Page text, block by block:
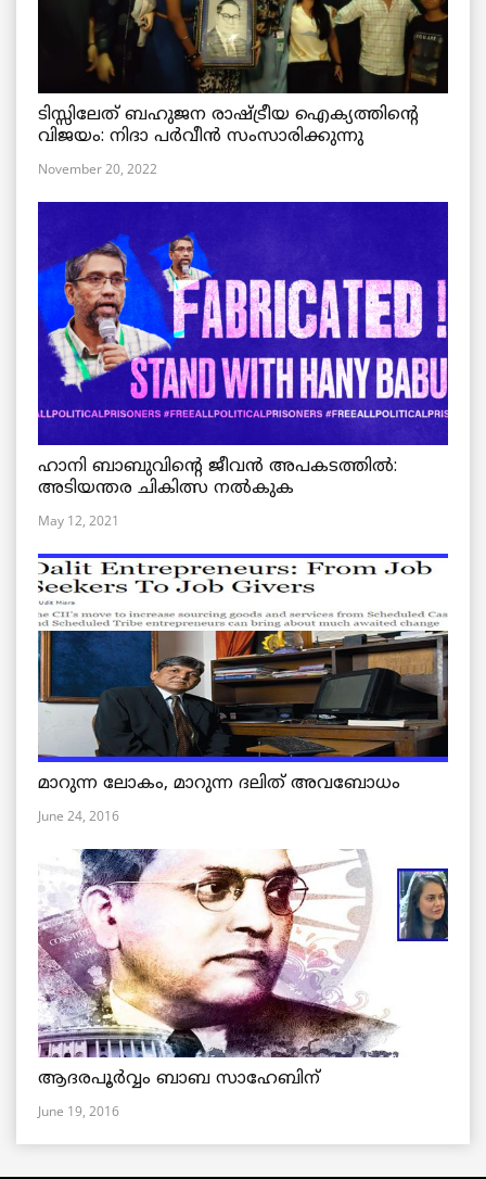
ടിസ്സിലേത് ബഹുജന രാഷ്ട്രീയ ഐക്യത്തിന്റെ
വിജയം: നിദാ പർവീൻ സംസാരിക്കുന്നു
November 20, 2022
ഹാനി ബാബുവിന്റെ ജീവൻ അപകടത്തിൽ:
അടിയന്തര ചികിത്സ നൽകുക
May 12, 2021
മാറുന്ന ലോകം, മാറുന്ന ദലിത് അവബോധം
June 24, 2016
ആദരപൂര്‍വ്വം ബാബ സാഹേബിന്
June 19, 2016